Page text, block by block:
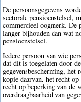
De persoonsgegevens
sectorale pensioenstelsel,
commercieel oogmerk. De
langer bijhouden dan wat
pensioenstelsel.
Iedere persoon van wie
dat dit is toegelaten door
gegevensbescherming, het
kopie daarvan, het recht
recht op beperking van de
overdraagbaarheid van